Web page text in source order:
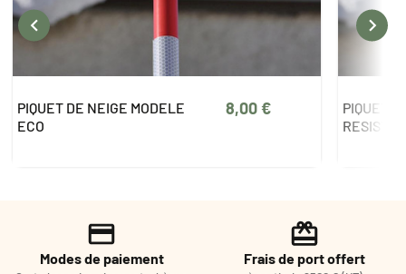
PIQUET DE NEIGE MODELE
RESISTANT
9,00 €
PIQUET
ECO
 
Modes de paiement Frais de port offert